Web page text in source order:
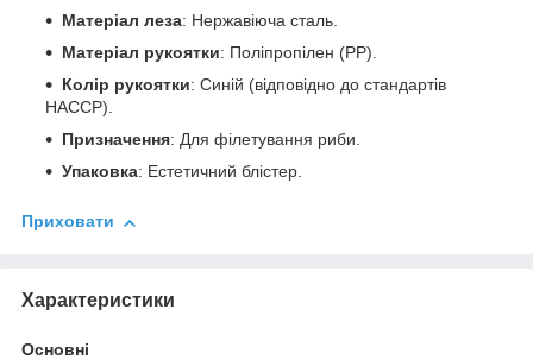
Матеріал леза: Нержавіюча сталь.
Матеріал рукоятки: Поліпропілен (PP).
Колір рукоятки: Синій (відповідно до стандартів
HACCP).
Призначення: Для філетування риби.
Упаковка: Естетичний блістер.
Приховати
Характеристики
Основні